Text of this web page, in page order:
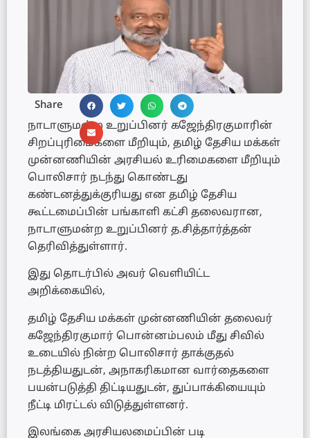
Share
நாடாளுமன்ற உறுப்பினர் கஜேந்திரகுமாரின்
சிறப்புரிமைகளை மீறியும், தமிழ் தேசிய மக்கள்
முன்னணியின் அரசியல் உரிமைகளை மீறியும்
பொலிசார் நடந்து கொண்டது
கண்டனத்துக்குரியது என தமிழ் தேசிய
கூட்டமைப்பின் பங்காளி கட்சி தலைவரான,
நாடாளுமன்ற உறுப்பினர் த.சித்தார்த்தன்
தெரிவித்துள்ளார்.
இது தொடர்பில் அவர் வெளியிட்ட
அறிக்கையில்,
தமிழ் தேசிய மக்கள் முன்னணியின் தலைவர்
கஜேந்திரகுமார் பொன்னம்பலம் மீது சிவில்
உடையில் நின்ற பொலிசார் தாக்குதல்
நடத்தியதுடன், அநாகரிகமான வார்தைகளை
பயன்படுத்தி திட்டியதுடன், துப்பாக்கியையும்
நீட்டி மிரட்டல் விடுத்துள்ளனர்.
இலங்கை அரசியலமைப்பின் படி